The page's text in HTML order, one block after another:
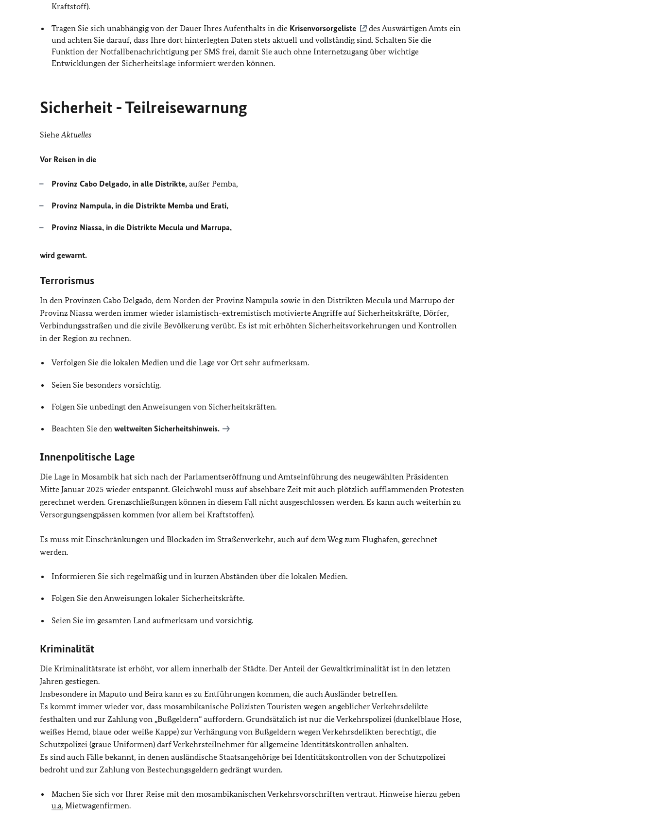
Kraftstoff).
Tragen Sie sich unabhängig von der Dauer Ihres Aufenthalts in die Krisenvorsorgeliste
des Auswärtigen Amts ein
und achten Sie darauf, dass Ihre dort hinterlegten Daten stets aktuell und vollständig sind. Schalten Sie die
Funktion der Notfallbenachrichtigung per SMS frei, damit Sie auch ohne Internetzugang über wichtige
Entwicklungen der Sicherheitslage informiert werden können.
Sicherheit - Teilreisewarnung
Siehe Aktuelles
Vor Reisen in die
Provinz Cabo Delgado, in alle Distrikte,außer Pemba,
Provinz Nampula, in die Distrikte Memba und Erati,
Provinz Niassa, in die Distrikte Mecula und Marrupa,
wird gewarnt.
Terrorismus
In den Provinzen Cabo Delgado, dem Norden der Provinz Nampula sowie in den Distrikten Mecula und Marrupo der
Provinz Niassa werden immer wieder islamistisch-extremistisch motivierte Angriffe auf Sicherheitskräfte, Dörfer,
Verbindungsstraßen und die zivile Bevölkerung verübt. Es ist mit erhöhten Sicherheitsvorkehrungen und Kontrollen
in der Region zu rechnen.
Verfolgen Sie die lokalen Medien und die Lage vor Ort sehr aufmerksam.
Seien Sie besonders vorsichtig.
Folgen Sie unbedingt den Anweisungen von Sicherheitskräften.
Beachten Sie denweltweiten Sicherheitshinweis.
Innenpolitische Lage
Die Lage in Mosambik hat sich nach der Parlamentseröffnung und Amtseinführung des neugewählten Präsidenten
Mitte Januar 2025 wieder entspannt. Gleichwohl muss auf absehbare Zeit mit auch plötzlich aufflammenden Protesten
gerechnet werden. Grenzschließungen können in diesem Fall nicht ausgeschlossen werden. Es kann auch weiterhin zu
Versorgungsengpässen kommen (vor allem bei Kraftstoffen).
Es muss mit Einschränkungen und Blockaden im Straßenverkehr, auch auf dem Weg zum Flughafen, gerechnet
werden.
Informieren Sie sich regelmäßig und in kurzen Abständen über die lokalen Medien.
Folgen Sie den Anweisungen lokaler Sicherheitskräfte.
Seien Sie im gesamten Land aufmerksam und vorsichtig.
Kriminalität
Die Kriminalitätsrate ist erhöht, vor allem innerhalb der Städte. Der Anteil der Gewaltkriminalität ist in den letzten
Jahren gestiegen.
Insbesondere in Maputo und Beira kann es zu Entführungen kommen, die auch Ausländer betreffen.
Es kommt immer wieder vor, dass mosambikanische Polizisten Touristen wegen angeblicher Verkehrsdelikte
festhalten und zur Zahlung von „Bußgeldern“ auffordern. Grundsätzlich ist nur die Verkehrspolizei (dunkelblaue Hose,
weißes Hemd, blaue oder weiße Kappe) zur Verhängung von Bußgeldern wegen Verkehrsdelikten berechtigt, die
Schutzpolizei (graue Uniformen) darf Verkehrsteilnehmer für allgemeine Identitätskontrollen anhalten.
Es sind auch Fälle bekannt, in denen ausländische Staatsangehörige bei Identitätskontrollen von der Schutzpolizei
bedroht und zur Zahlung von Bestechungsgeldern gedrängt wurden.
Machen Sie sich vor Ihrer Reise mit den mosambikanischen Verkehrsvorschriften vertraut. Hinweise hierzu geben
u.a. Mietwagenfirmen.